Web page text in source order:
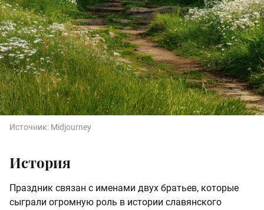
Источник: Midjourney
История
Праздник связан с именами двух братьев, которые
сыграли огромную роль в истории славянского